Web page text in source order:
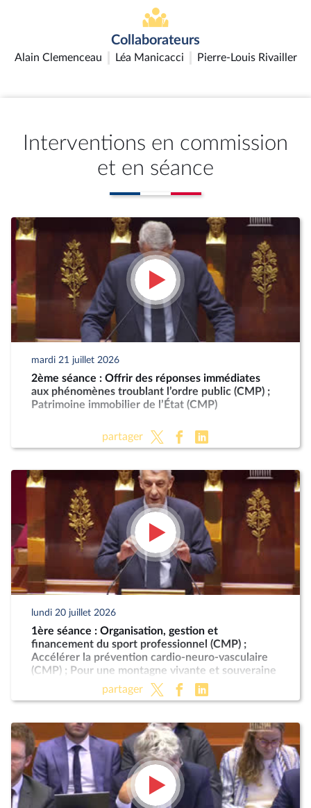
Collaborateurs
Alain Clemenceau Léa Manicacci Pierre-Louis Rivailler
Interventions en commission
et en séance
mardi 21 juillet 2026
2ème séance : Offrir des réponses immédiates
aux phénomènes troublant l’ordre public (CMP) ;
Patrimoine immobilier de l’État (CMP)
partager
lundi 20 juillet 2026
1ère séance : Organisation, gestion et
financement du sport professionnel (CMP) ;
Accélérer la prévention cardio-neuro-vasculaire
(CMP) ; Pour une montagne vivante et souveraine
partager